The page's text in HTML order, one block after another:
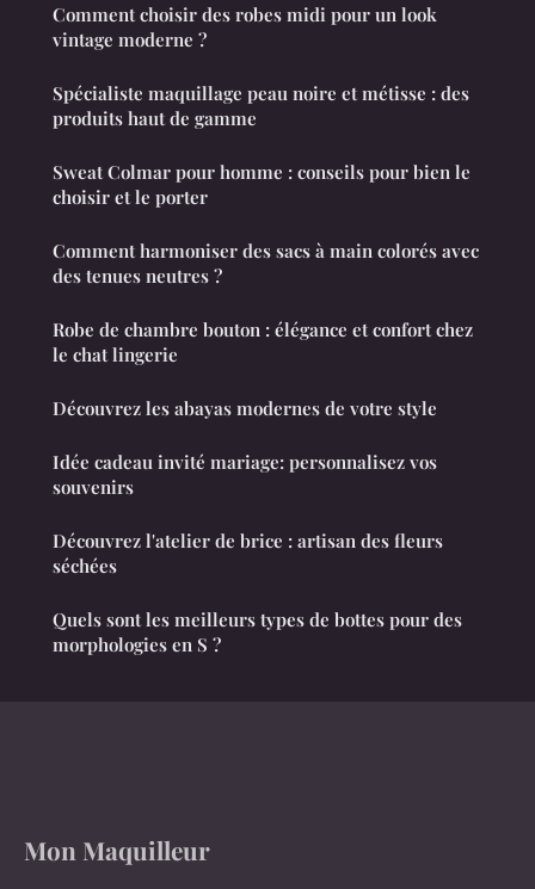
Comment choisir des robes midi pour un look
vintage moderne ?
Spécialiste maquillage peau noire et métisse : des
produits haut de gamme
Sweat Colmar pour homme : conseils pour bien le
choisir et le porter
Comment harmoniser des sacs à main colorés avec
des tenues neutres ?
Robe de chambre bouton : élégance et confort chez
le chat lingerie
Découvrez les abayas modernes de votre style
Idée cadeau invité mariage: personnalisez vos
souvenirs
Découvrez l'atelier de brice : artisan des fleurs
séchées
Quels sont les meilleurs types de bottes pour des
morphologies en S ?
Mon Maquilleur